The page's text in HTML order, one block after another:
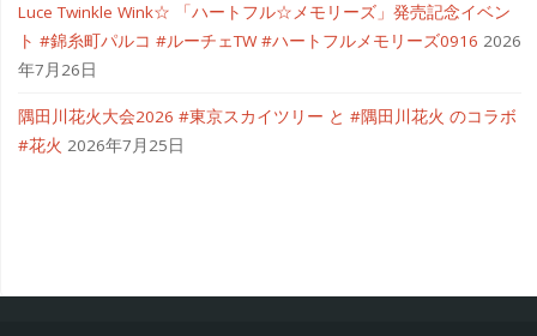
広
Luce Twinkle Wink☆ 「ハートフル☆メモリーズ」発売記念イベン
ト #錦糸町パルコ #ルーチェTW #ハートフルメモリーズ0916 2026
年7月26日
隅田川花火大会2026 #東京スカイツリー と #隅田川花火 のコラボ
#花火 2026年7月25日